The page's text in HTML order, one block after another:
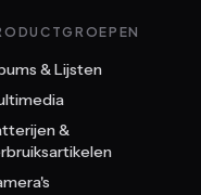
& Lijsten
&